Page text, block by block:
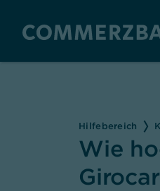
Hilfebereich
Wie